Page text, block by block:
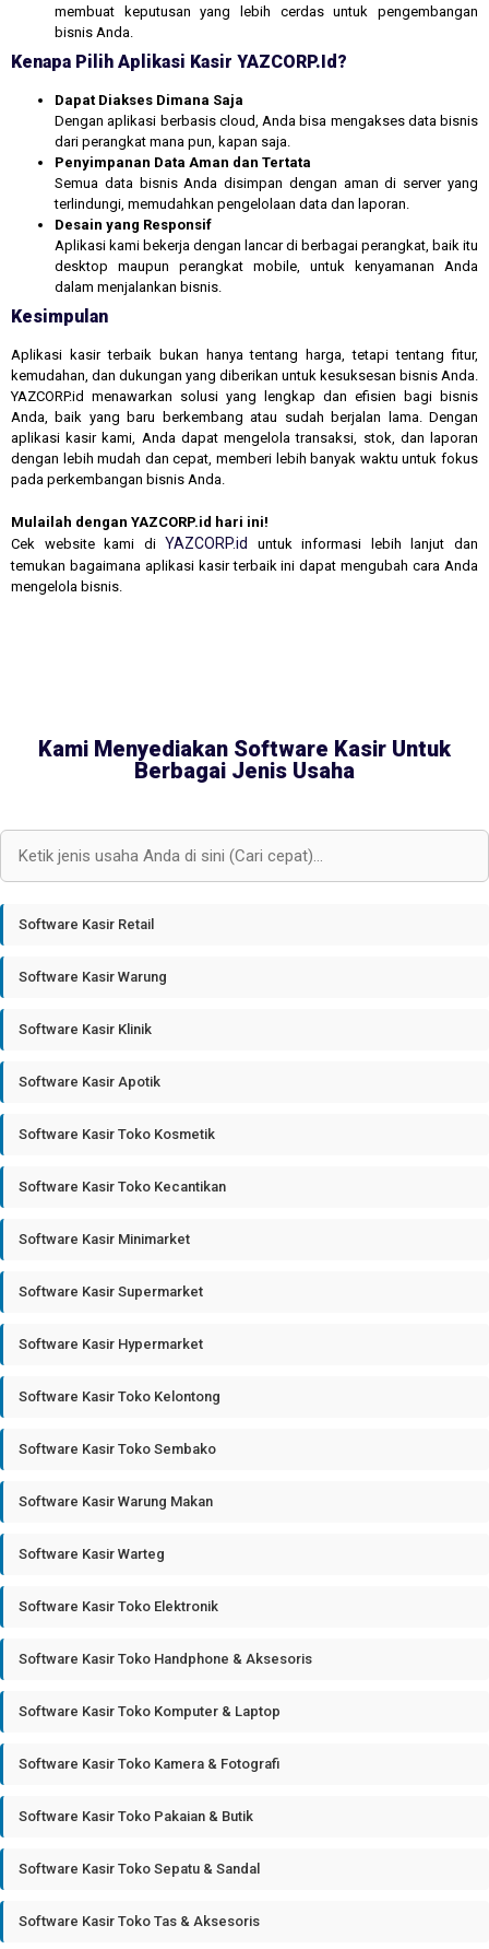
membuat keputusan yang lebih cerdas untuk pengembangan
bisnis Anda.
Kenapa Pilih Aplikasi Kasir YAZCORP.id?
Dapat Diakses Dimana Saja
Dengan aplikasi berbasis cloud, Anda bisa mengakses data bisnis
dari perangkat mana pun, kapan saja.
Penyimpanan Data Aman dan Tertata
Semua data bisnis Anda disimpan dengan aman di server yang
terlindungi, memudahkan pengelolaan data dan laporan.
Desain yang Responsif
Aplikasi kami bekerja dengan lancar di berbagai perangkat, baik itu
desktop maupun perangkat mobile, untuk kenyamanan Anda
dalam menjalankan bisnis.
Kesimpulan
Aplikasi kasir terbaik bukan hanya tentang harga, tetapi tentang fitur,
kemudahan, dan dukungan yang diberikan untuk kesuksesan bisnis Anda.
YAZCORP.id menawarkan solusi yang lengkap dan efisien bagi bisnis
Anda, baik yang baru berkembang atau sudah berjalan lama. Dengan
aplikasi kasir kami, Anda dapat mengelola transaksi, stok, dan laporan
dengan lebih mudah dan cepat, memberi lebih banyak waktu untuk fokus
pada perkembangan bisnis Anda.
Mulailah dengan YAZCORP.id hari ini!
Cek website kami di YAZCORP.id
untuk informasi lebih lanjut dan
temukan bagaimana aplikasi kasir terbaik ini dapat mengubah cara Anda
mengelola bisnis.
Kami Menyediakan Software Kasir Untuk
Berbagai Jenis Usaha
Software Kasir Retail
Software Kasir Warung
Software Kasir Klinik
Software Kasir Apotik
Software Kasir Toko Kosmetik
Software Kasir Toko Kecantikan
Software Kasir Minimarket
Software Kasir Supermarket
Software Kasir Hypermarket
Software Kasir Toko Kelontong
Software Kasir Toko Sembako
Software Kasir Warung Makan
Software Kasir Warteg
Software Kasir Toko Elektronik
Software Kasir Toko Handphone & Aksesoris
Software Kasir Toko Komputer & Laptop
Software Kasir Toko Kamera & Fotografi
Software Kasir Toko Pakaian & Butik
Software Kasir Toko Sepatu & Sandal
Software Kasir Toko Tas & Aksesoris